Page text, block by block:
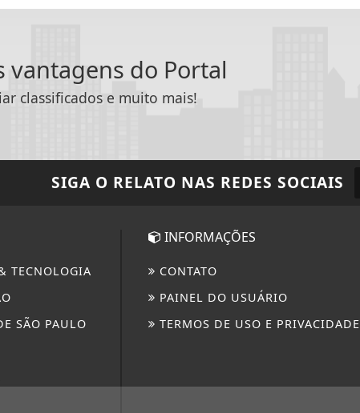
vantagens do Portal
classificados e muito mais!
SIGA O RELATO NAS REDES SOCIAIS
TECNOLOGIA
SÃO PAULO
INFORMAÇÕES
CONTATO
PAINEL DO USUÁRIO
TERMOS DE USO E PRIVACIDADE